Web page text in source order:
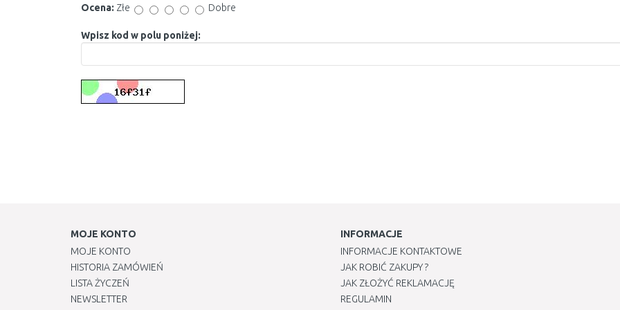
Ocena: Złe Dobre
Wpisz kod w polu poniżej:
MOJE KONTO
MOJE KONTO
HISTORIA ZAMÓWIEŃ
LISTA ŻYCZEŃ
NEWSLETTER
INFORMACJE
INFORMACJE KONTAKTOWE
JAK ROBIĆ ZAKUPY ?
JAK ZŁOŻYĆ REKLAMACJĘ
REGULAMIN